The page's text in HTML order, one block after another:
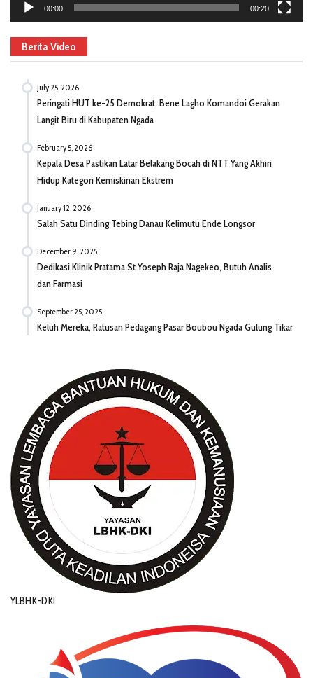
00:00 00:20
Berita Video
July 25, 2026
Peringati HUT ke-25 Demokrat, Bene Lagho Komandoi Gerakan
Langit Biru di Kabupaten Ngada
February 5, 2026
Kepala Desa Pastikan Latar Belakang Bocah di NTT Yang Akhiri
Hidup Kategori Kemiskinan Ekstrem
January 12, 2026
Salah Satu Dinding Tebing Danau Kelimutu Ende Longsor
December 9, 2025
Dedikasi Klinik Pratama St Yoseph Raja Nagekeo, Butuh Analis
dan Farmasi
September 25, 2025
Keluh Mereka, Ratusan Pedagang Pasar Boubou Ngada Gulung Tikar
YLBHK-DKI